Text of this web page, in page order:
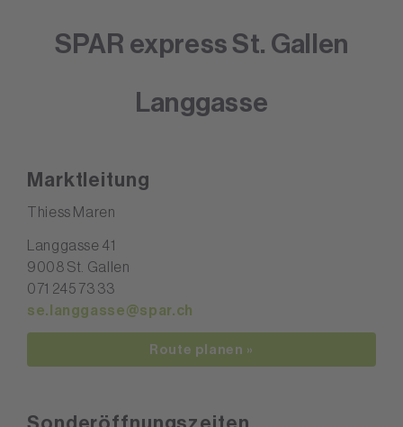
SPAR express St. Gallen
Langgasse
Marktleitung
Thiess Maren
Langgasse 41
9008 St. Gallen
071 245 73 33
se.langgasse@spar.ch
Route planen »